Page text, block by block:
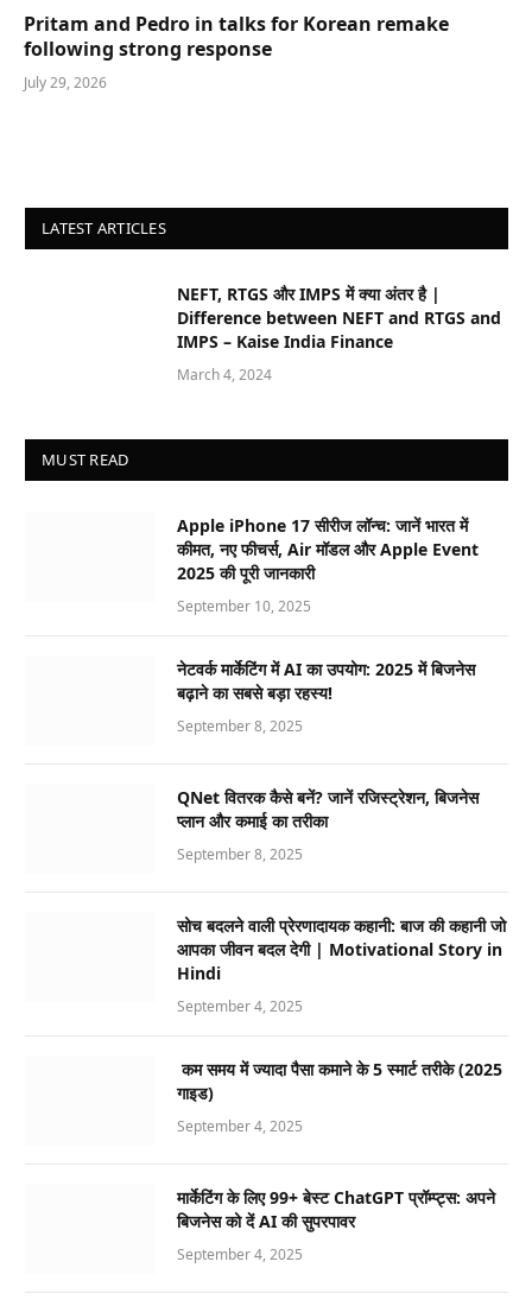
Pritam and Pedro in talks for Korean remake
following strong response
July 29, 2026
LATEST ARTICLES
NEFT, RTGS और IMPS में क्या अंतर है |
Difference between NEFT and RTGS and
IMPS – Kaise India Finance
March 4, 2024
MUST READ
Apple iPhone 17 सीरीज लॉन्च: जानें भारत में
कीमत, नए फीचर्स, Air मॉडल और Apple Event
2025 की पूरी जानकारी
September 10, 2025
नेटवर्क मार्केटिंग में AI का उपयोग: 2025 में बिजनेस
बढ़ाने का सबसे बड़ा रहस्य!
September 8, 2025
QNet वितरक कैसे बनें? जानें रजिस्ट्रेशन, बिजनेस
प्लान और कमाई का तरीका
September 8, 2025
सोच बदलने वाली प्रेरणादायक कहानी: बाज की कहानी जो
आपका जीवन बदल देगी | Motivational Story in
Hindi
September 4, 2025
कम समय में ज्यादा पैसा कमाने के 5 स्मार्ट तरीके (2025
गाइड)
September 4, 2025
मार्केटिंग के लिए 99+ बेस्ट ChatGPT प्रॉम्प्ट्स: अपने
बिजनेस को दें AI की सुपरपावर
September 4, 2025